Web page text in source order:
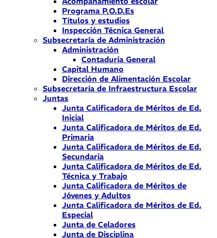
Programa P.O.D.Es
Títulos y estudios
Inspección Técnica General
Subsecretaría de Administración
Administración
Contaduría General
Capital Humano
Dirección de Alimentación Escolar
Subsecretaría de Infraestructura Escolar
Juntas
Junta Calificadora de Méritos de Ed.
Inicial
Junta Calificadora de Méritos de Ed.
Primaria
Junta Calificadora de Méritos de Ed.
Secundaria
Junta Calificadora de Méritos de Ed.
Técnica y Trabajo
Junta Calificadora de Méritos de
Jóvenes y Adultos
Junta Calificadora de Méritos de Ed.
Especial
Junta de Celadores
Junta de Disciplina